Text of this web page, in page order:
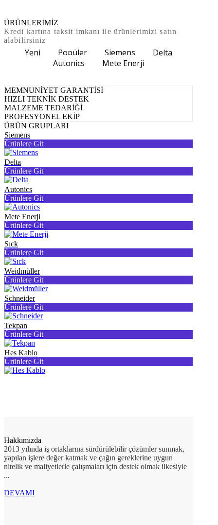
ÜRÜNLERİMİZ
Kredi kartına taksit imkanı ile ürünlerimizi satın
alabilirsiniz
Yeni Popüler Siemens
Delta
Autonics
Mete Enerji
MEMNUNİYET GARANTİSİ
HIZLI TEKNİK DESTEK
MALZEME TEDARİĞİ
PROFESYONEL EKİP
ÜRÜN GRUPLARI
Siemens
Ürünlere Git
Delta
Ürünlere Git
Autonics
Ürünlere Git
Mete Enerji
Ürünlere Git
Sıck
Ürünlere Git
Weidmüller
Ürünlere Git
Schneider
Ürünlere Git
Tekpan
Ürünlere Git
Hes Kablo
Ürünlere Git
Hakkımızda
2013 yılında iş ortaklarına sürdürülebilir çözümler sunmak,
yapılan işlere değer katmak ve çağın gereklerine uygun
nitelik ve maliyetlerle çalışmaları için destek olmak ilkesiyle
...
DEVAMI